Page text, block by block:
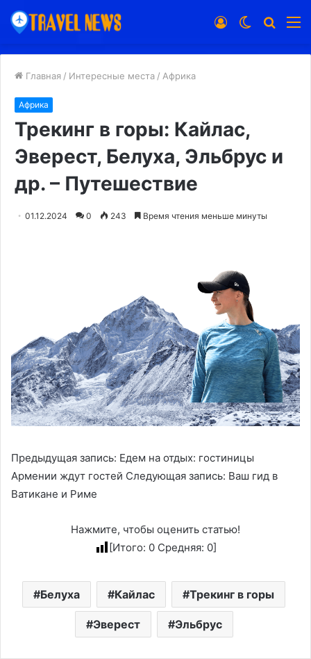
Switch
Войти
Главная / Интересные места / Африка
Африка
Трекинг в горы: Кайлас,
Эверест, Белуха, Эльбрус и
др. – Путешествие
01.12.2024 0 243 Время чтения меньше минуты
Предыдущая запись: Едем на отдых: гостиницы
Армении ждут гостей Следующая запись: Ваш гид в
Ватикане и Риме
Нажмите, чтобы оценить статью!
[Итого: 0Средняя: 0]
Белуха Кайлас Трекинг в горы
Эверест Эльбрус